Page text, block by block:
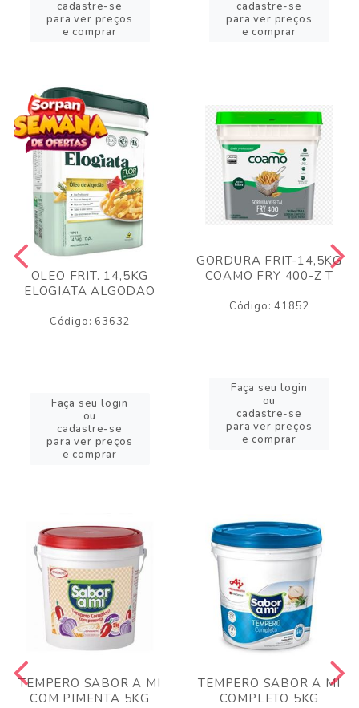
cadastre-se
para ver preços
e comprar
cadastre-se
para ver preços
e comprar
OLEO FRIT. 14,5KG
ELOGIATA ALGODAO
Código: 63632
Faça seu login
ou
cadastre-se
para ver preços
e comprar
GORDURA FRIT-14,5KG
COAMO FRY 400-Z T
Código: 41852
Faça seu login
ou
cadastre-se
para ver preços
e comprar
TEMPERO SABOR A MI
COM PIMENTA 5KG
TEMPERO SABOR A MI
COMPLETO 5KG